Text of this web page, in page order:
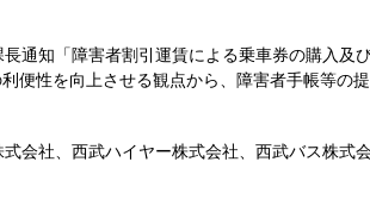
通知「障害者割引運賃による乗車券の購入及
便性を向上させる観点から、障害者手帳等の
会社、西武ハイヤー株式会社、西武バス株式